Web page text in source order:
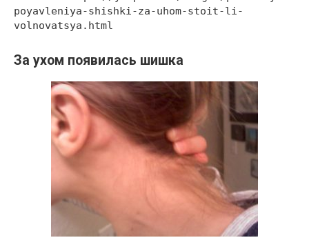
poyavleniya-shishki-za-uhom-stoit-li-
volnovatsya.html
За ухом появилась шишка